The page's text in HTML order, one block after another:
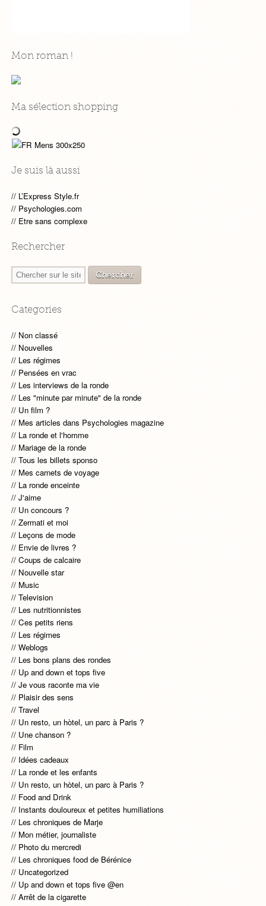
Mon roman !
Ma sélection shopping
Je suis là aussi
L’Express Style.fr
Psychologies.com
Etre sans complexe
Rechercher
Categories
Non classé
Nouvelles
Les régimes
Pensées en vrac
Les interviews de la ronde
Les "minute par minute" de la ronde
Un film ?
Mes articles dans Psychologies magazine
La ronde et l'homme
Mariage de la ronde
Tous les billets sponso
Mes carnets de voyage
La ronde enceinte
J'aime
Un concours ?
Zermati et moi
Leçons de mode
Envie de livres ?
Coups de calcaire
Nouvelle star
Music
Television
Les nutritionnistes
Ces petits riens
Les régimes
Weblogs
Les bons plans des rondes
Up and down et tops five
Je vous raconte ma vie
Plaisir des sens
Travel
Un resto, un hòtel, un parc à Paris ?
Une chanson ?
Film
Idées cadeaux
La ronde et les enfants
Un resto, un hòtel, un parc à Paris ?
Food and Drink
Instants douloureux et petites humiliations
Les chroniques de Marje
Mon métier, journaliste
Photo du mercredi
Les chroniques food de Bérénice
Uncategorized
Up and down et tops five @en
Arrêt de la cigarette